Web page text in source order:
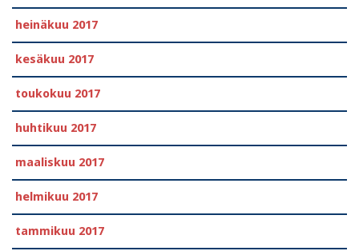
heinäkuu 2017
kesäkuu 2017
toukokuu 2017
huhtikuu 2017
maaliskuu 2017
helmikuu 2017
tammikuu 2017